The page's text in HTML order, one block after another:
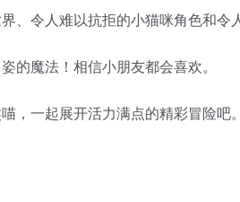
、令人难以抗拒的小猫咪角色和令
的魔法！相信小朋友都会喜欢。
，一起展开活力满点的精彩冒险吧